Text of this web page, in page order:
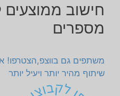
חישוב
מספרים
משתפים גם בווצפ,הצטרפו!
שיתוף מהיר יותר ויעיל יותר